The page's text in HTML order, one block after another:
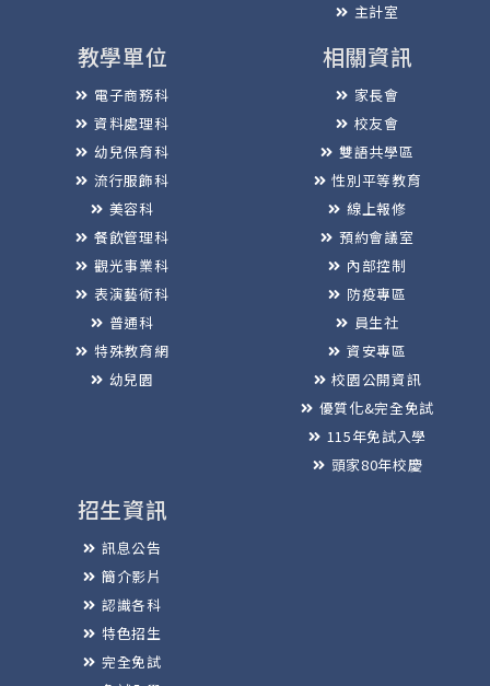
主計室
教學單位
電子商務科
資料處理科
幼兒保育科
流行服飾科
美容科
餐飲管理科
觀光事業科
表演藝術科
普通科
特殊教育網
幼兒園
相關資訊
家長會
校友會
雙語共學區
性別平等教育
線上報修
預約會議室
內部控制
防疫專區
員生社
資安專區
校園公開資訊
優質化&完全免試
115年免試入學
頭家80年校慶
招生資訊
訊息公告
簡介影片
認識各科
特色招生
完全免試